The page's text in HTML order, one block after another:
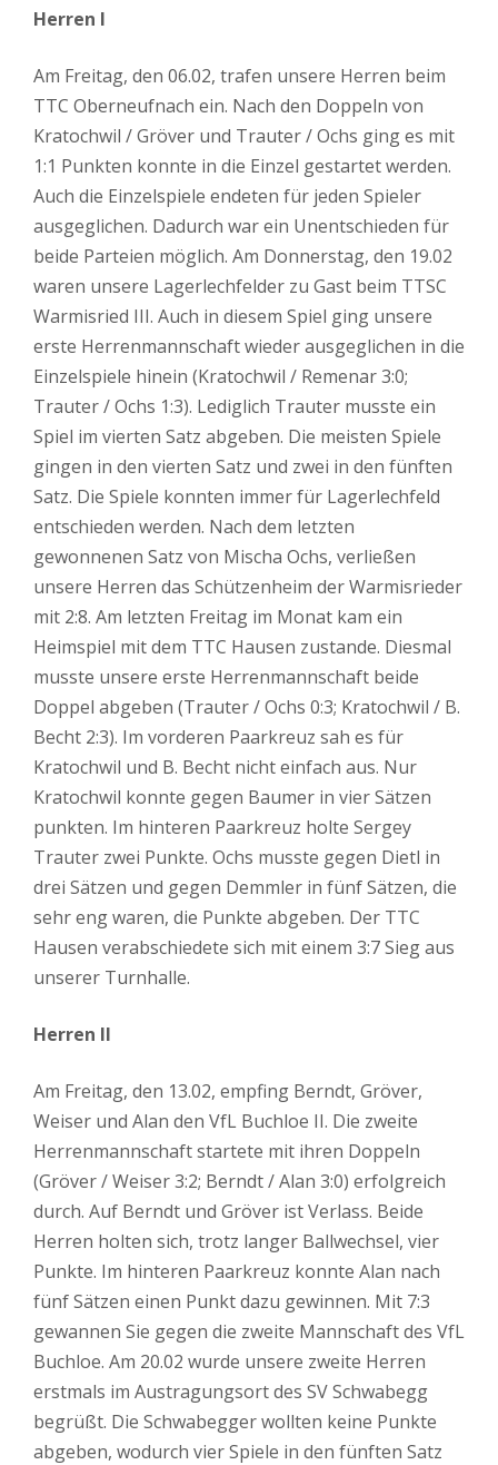
Herren I
Am Freitag, den 06.02, trafen unsere Herren beim
TTC Oberneufnach ein. Nach den Doppeln von
Kratochwil / Gröver und Trauter / Ochs ging es mit
1:1 Punkten konnte in die Einzel gestartet werden.
Auch die Einzelspiele endeten für jeden Spieler
ausgeglichen. Dadurch war ein Unentschieden für
beide Parteien möglich. Am Donnerstag, den 19.02
waren unsere Lagerlechfelder zu Gast beim TTSC
Warmisried III. Auch in diesem Spiel ging unsere
erste Herrenmannschaft wieder ausgeglichen in die
Einzelspiele hinein (Kratochwil / Remenar 3:0;
Trauter / Ochs 1:3). Lediglich Trauter musste ein
Spiel im vierten Satz abgeben. Die meisten Spiele
gingen in den vierten Satz und zwei in den fünften
Satz. Die Spiele konnten immer für Lagerlechfeld
entschieden werden. Nach dem letzten
gewonnenen Satz von Mischa Ochs, verließen
unsere Herren das Schützenheim der Warmisrieder
mit 2:8. Am letzten Freitag im Monat kam ein
Heimspiel mit dem TTC Hausen zustande. Diesmal
musste unsere erste Herrenmannschaft beide
Doppel abgeben (Trauter / Ochs 0:3; Kratochwil / B.
Becht 2:3). Im vorderen Paarkreuz sah es für
Kratochwil und B. Becht nicht einfach aus. Nur
Kratochwil konnte gegen Baumer in vier Sätzen
punkten. Im hinteren Paarkreuz holte Sergey
Trauter zwei Punkte. Ochs musste gegen Dietl in
drei Sätzen und gegen Demmler in fünf Sätzen, die
sehr eng waren, die Punkte abgeben. Der TTC
Hausen verabschiedete sich mit einem 3:7 Sieg aus
unserer Turnhalle.
Herren II
Am Freitag, den 13.02, empfing Berndt, Gröver,
Weiser und Alan den VfL Buchloe II. Die zweite
Herrenmannschaft startete mit ihren Doppeln
(Gröver / Weiser 3:2; Berndt / Alan 3:0) erfolgreich
durch. Auf Berndt und Gröver ist Verlass. Beide
Herren holten sich, trotz langer Ballwechsel, vier
Punkte. Im hinteren Paarkreuz konnte Alan nach
fünf Sätzen einen Punkt dazu gewinnen. Mit 7:3
gewannen Sie gegen die zweite Mannschaft des VfL
Buchloe. Am 20.02 wurde unsere zweite Herren
erstmals im Austragungsort des SV Schwabegg
begrüßt. Die Schwabegger wollten keine Punkte
abgeben, wodurch vier Spiele in den fünften Satz